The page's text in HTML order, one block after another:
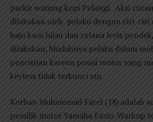
parkir warung kopi Pelangi. Aksi
dilakukan oleh pelaku dengan ciri-ciri
baju kaos hijau dan celana levis
dilakukan. Mudahnya pelaku dalam
pencurian karena posisi motor yang
keyless tidak terkunci stir.
Korban Muhammad Farel (18) adalah
pemilik motor Yamaha Fazio. Warkop